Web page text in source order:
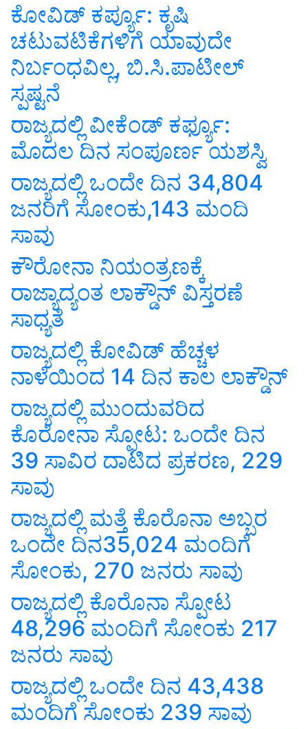
ಕೋವಿಡ್‌ ಕರ್ಪ್ಯೂ: ಕೃಷಿ
ಚಟುವಟಿಕೆಗಳಿಗೆ ಯಾವುದೇ
ನಿರ್ಬಂಧವಿಲ್ಲ, ಬಿ.ಸಿ.ಪಾಟೀಲ್
ಸ್ಪಷ್ಟನೆ
ರಾಜ್ಯದಲ್ಲಿ ವೀಕೆಂಡ್ ಕರ್ಫ್ಯೂ:
ಮೊದಲ ದಿನ ಸಂಪೂರ್ಣ ಯಶಸ್ವಿ
ರಾಜ್ಯದಲ್ಲಿ ಒಂದೇ ದಿನ 34,804
ಜನರಿಗೆ ಸೋಂಕು,143 ಮಂದಿ
ಸಾವು
ಕೌರೋನಾ ನಿಯಂತ್ರಣಕ್ಕೆ
ರಾಜ್ಯಾದ್ಯಂತ ಲಾಕ್ಡೌನ್ ವಿಸ್ತರಣೆ
ಸಾಧ್ಯತೆ
ರಾಜ್ಯದಲ್ಲಿ ಕೋವಿಡ್ ಹೆಚ್ಚಳ
ನಾಳೆಯಿಂದ 14 ದಿನ ಕಾಲ ಲಾಕ್ಡೌನ್
ರಾಜ್ಯದಲ್ಲಿ ಮುಂದುವರಿದ
ಕೊರೋನಾ ಸ್ಫೋಟ: ಒಂದೇ ದಿನ
39 ಸಾವಿರ ದಾಟಿದ ಪ್ರಕರಣ, 229
ಸಾವು
ರಾಜ್ಯದಲ್ಲಿ ಮತ್ತೆ ಕೊರೊನಾ ಅಬ್ಬರ
ಒಂದೇ ದಿನ35,024 ಮಂದಿಗೆ
ಸೋಂಕು, 270 ಜನರು ಸಾವು
ರಾಜ್ಯದಲ್ಲಿ ಕೊರೊನಾ‌ ಸ್ಪೋಟ
48,296 ಮಂದಿಗೆ ಸೋಂಕು 217
ಜನರು ಸಾವು
ರಾಜ್ಯದಲ್ಲಿ ಒಂದೇ ದಿನ 43,438
ಮಂದಿಗೆ ಸೋಂಕು 239 ಸಾವು